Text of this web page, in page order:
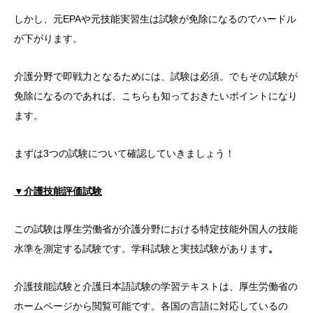
しかし、元EPAや元技能実習生は試験が免除になるのでハードル
が下がります。
介護分野で即戦力となるためには、試験は必須。でもその試験が
免除になるのであれば、こちらも知っておきたいポイントになり
ます。
まずは3つの試験について確認していきましょう！
▼介護技能評価試験
この試験は厚生労働省が介護分野における特定技能外国人の技能
水準を測定する試験です。学科試験と実技試験があります。
介護技能試験と介護日本語試験の学習テキストは、厚生労働省の
ホームページから閲覧可能です。各国の言語に対応しているの